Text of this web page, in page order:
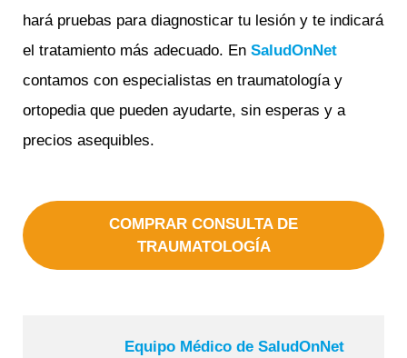
hará pruebas para diagnosticar tu lesión y te indicará
el tratamiento más adecuado. En SaludOnNet
contamos con especialistas en traumatología y
ortopedia que pueden ayudarte, sin esperas y a
precios asequibles.
COMPRAR CONSULTA DE
TRAUMATOLOGÍA
Equipo Médico de SaludOnNet